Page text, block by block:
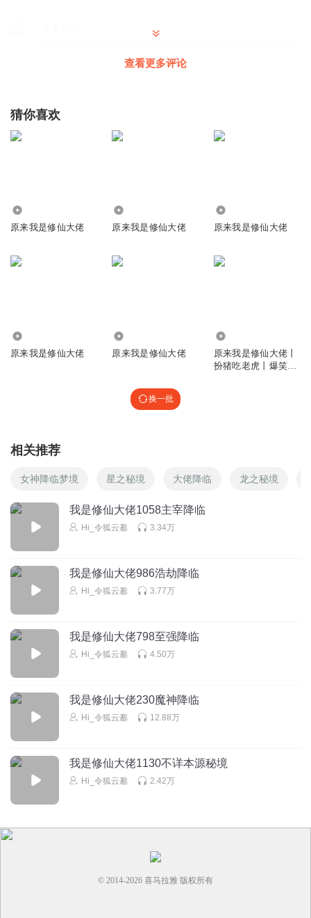
觉得他厉害然后为他做事。
上班摸鱼听小说z
听到现在套路都一样，就算摸鱼爽文，也给改上一改
回复 2022-07-07 0
查看更多评论
猜你喜欢
原来我是修仙大佬 原来我是修仙大佬 原来我是修仙大佬
原来我是修仙大佬 原来我是修仙大佬
原来我是修仙大佬丨
扮猪吃老虎丨爆笑修
换一批
相关推荐
女神降临梦境 星之秘境 大佬降临 龙之秘境
我是修仙大佬1058主宰降临
Hi_令狐云邈 3.34万
我是修仙大佬986浩劫降临
Hi_令狐云邈 3.77万
我是修仙大佬798至强降临
Hi_令狐云邈 4.50万
我是修仙大佬230魔神降临
Hi_令狐云邈 12.88万
我是修仙大佬1130不详本源秘境
Hi_令狐云邈 2.42万
© 2014-2026 喜马拉雅 版权所有